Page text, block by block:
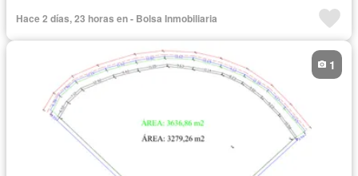
Hace 2 días, 23 horas en - Bolsa Inmobiliaria
1